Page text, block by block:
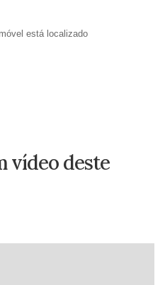
está localizado
vídeo deste